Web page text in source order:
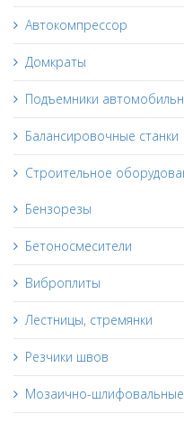
Автокомпрессор
Домкраты
Подъемники
Балансировочные станки
Строительное
Бензорезы
Бетоносмесители
Виброплиты
Лестницы, стремянки
Резчики швов
Мозаично-